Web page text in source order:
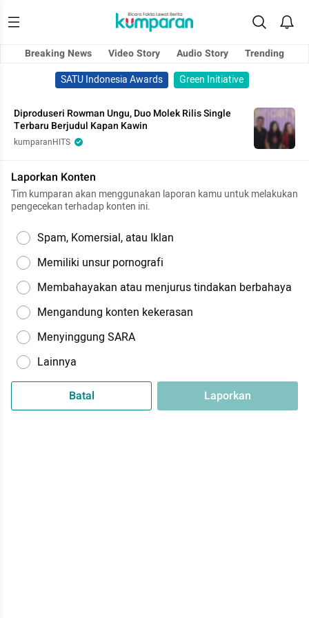
Breaking News Video Story Audio Story
Trending
SATU Indonesia Awards
Green Initiative
Diproduseri Rowman Ungu, Duo Molek Rilis Single
Terbaru Berjudul Kapan Kawin
kumparanHITS
Laporkan Konten
Tim kumparan akan menggunakan laporan kamu untuk melakukan
pengecekan terhadap konten ini.
Spam, Komersial, atau Iklan
Memiliki unsur pornografi
Membahayakan atau menjurus tindakan berbahaya
Mengandung konten kekerasan
Menyinggung SARA
Lainnya
Batal Laporkan